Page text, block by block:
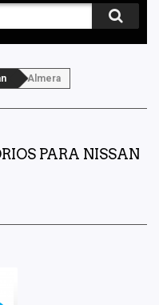
Almera
PARA NISSAN